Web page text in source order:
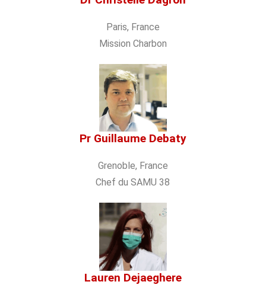
Paris, France
Mission Charbon
Pr Guillaume Debaty
Grenoble, France
Chef du SAMU 38
Lauren Dejaeghere